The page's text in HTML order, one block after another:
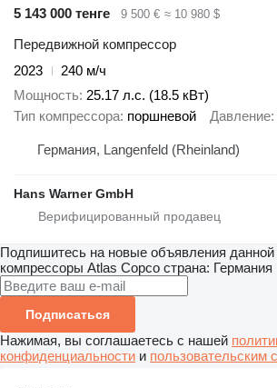
5 143 000 тенге
9 500 € ≈ 10 980 $
Передвижной компрессор
2023
240 м/ч
Мощность 25.17 л.с. (18.5 кВт)
Тип компрессора поршневой Давление
Германия, Langenfeld (Rheinland)
Hans Warner GmbH
Подпишитесь на новые объявления данной
компрессоры Atlas Copco страна: Германия
Подписаться
Нажимая, вы соглашаетесь с нашей
конфиденциальности и пользовательским